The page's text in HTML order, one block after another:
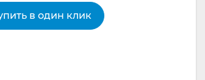
недорого, как оптом, так и в
в один клик